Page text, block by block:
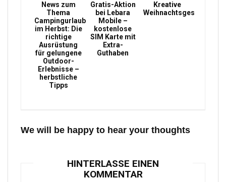
News zum
Thema
Campingurlaub
im Herbst: Die
richtige
Ausrüstung
für gelungene
Outdoor-
Erlebnisse –
herbstliche
Tipps
Gratis-Aktion
bei Lebara
Mobile –
kostenlose
SIM Karte mit
Extra-
Guthaben
Kreative
Weihnachtsgeschenke
We will be happy to hear your thoughts
HINTERLASSE EINEN
KOMMENTAR